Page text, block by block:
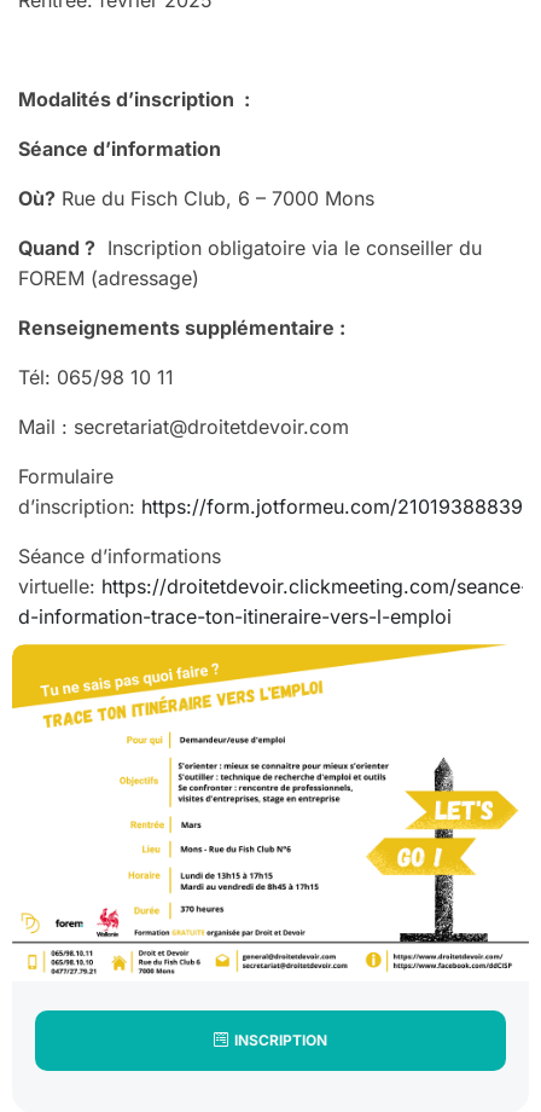
Modalités d’inscription :
Séance d’information
Où? Rue du Fisch Club, 6 – 7000 Mons
Quand ? Inscription obligatoire via le conseiller du
FOREM (adressage)
Renseignements supplémentaire :
Tél: 065/98 10 11
Mail : secretariat@droitetdevoir.com
Formulaire
d’inscription: https://form.jotformeu.com/
Séance d’informations
virtuelle: https://droitetdevoir.clickmeeting.com/seance-
d-information-trace-ton-itineraire-vers-l-emploi
INSCRIPTION